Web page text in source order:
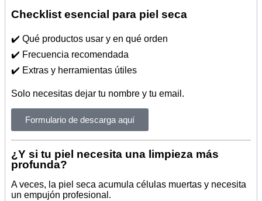
Checklist esencial para piel seca
✔️ Qué productos usar y en qué orden
✔️ Frecuencia recomendada
✔️ Extras y herramientas útiles
Solo necesitas dejar tu nombre y tu email.
Formulario de descarga aquí
¿Y si tu piel necesita una limpieza más
profunda?
A veces, la piel seca acumula células muertas y necesita
un empujón profesional.